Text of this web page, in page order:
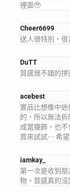
裡面🥹
Cheer6699
送人很特別，很
DuTT
質感很不錯的
acebest
實品比想像中
的，所以無法
成當擺飾，也
買來試試⋯ 希望
iamkay_
第一次是收到
物。質感真的